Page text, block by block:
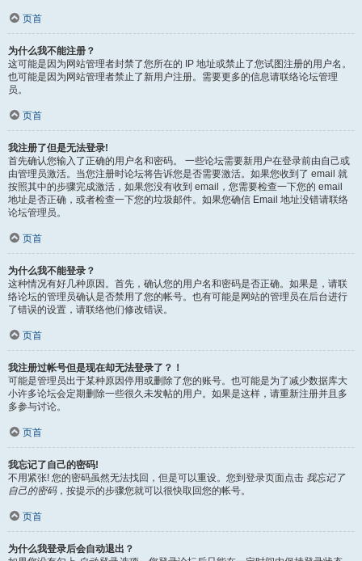
页首
为什么我不能注册？
这可能是因为网站管理者封禁了您所在的 IP 地址或禁止了您试图注册的用户名。
也可能是因为网站管理者禁止了新用户注册。需要更多的信息请联络论坛管理
员。
页首
我注册了但是无法登录!
首先确认您输入了正确的用户名和密码。 一些论坛需要新用户在登录前由自己或
由管理员激活。当您注册时论坛将告诉您是否需要激活。如果您收到了 email 就
按照其中的步骤完成激活，如果您没有收到 email，您需要检查一下您的 email
地址是否正确，或者检查一下您的垃圾邮件。如果您确信 Email 地址没错请联络
论坛管理员。
页首
为什么我不能登录？
这种情况有好几种原因。首先，确认您的用户名和密码是否正确。如果是，请联
络论坛的管理员确认是否禁用了您的帐号。也有可能是网站的管理员在后台进行
了错误的设置，请联络他们修改错误。
页首
我注册过帐号但是现在却无法登录了？！
可能是管理员出于某种原因停用或删除了您的账号。也可能是为了减少数据库大
小许多论坛会定期删除一些很久未发帖的用户。如果是这样，请重新注册并且多
多参与讨论。
页首
我忘记了自己的密码!
不用紧张! 您的密码虽然无法找回，但是可以重设。您到登录页面点击 我忘记了
自己的密码，按提示的步骤您就可以很快取回您的帐号。
页首
为什么我登录后会自动退出？